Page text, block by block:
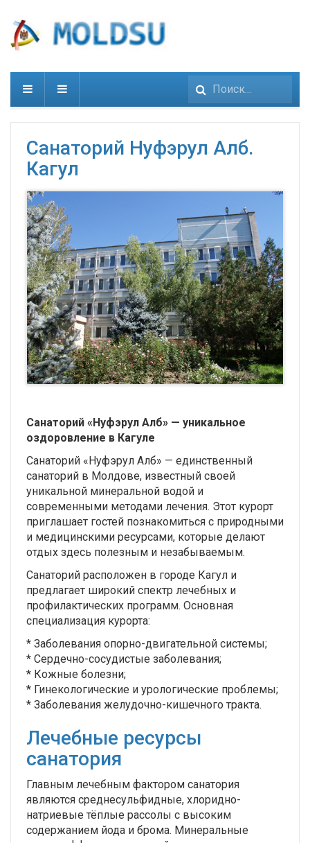
Искать...
Санаторий Нуфэрул Алб.
Кагул
Санаторий «Нуфэрул Алб» — уникальное
оздоровление в Кагуле
Санаторий «Нуфэрул Алб» — единственный
санаторий в Молдове, известный своей
уникальной минеральной водой и
современными методами лечения. Этот курорт
приглашает гостей познакомиться с природными
и медицинскими ресурсами, которые делают
отдых здесь полезным и незабываемым.
Санаторий расположен в городе Кагул и
предлагает широкий спектр лечебных и
профилактических программ. Основная
специализация курорта:
* Заболевания опорно-двигательной системы;
* Сердечно-сосудистые заболевания;
* Кожные болезни;
* Гинекологические и урологические проблемы;
* Заболевания желудочно-кишечного тракта.
Лечебные ресурсы
санатория
Главным лечебным фактором санатория
являются среднесульфидные, хлоридно-
натриевые тёплые рассолы с высоким
содержанием йода и брома. Минеральные